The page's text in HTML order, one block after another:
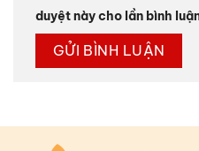
duyệt này cho lần bình